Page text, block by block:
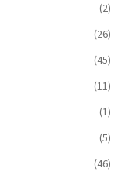
(2)
(26)
(45)
(11)
(1)
(5)
(46)